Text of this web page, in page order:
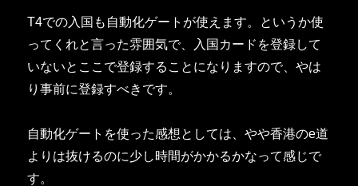
T4での入国も自動化ゲートが使えます。というか使
ってくれと言った雰囲気で、入国カードを登録して
いないとここで登録することになりますので、やは
り事前に登録すべきです。
自動化ゲートを使った感想としては、やや香港のe道
よりは抜けるのに少し時間がかかるかなって感じで
す。